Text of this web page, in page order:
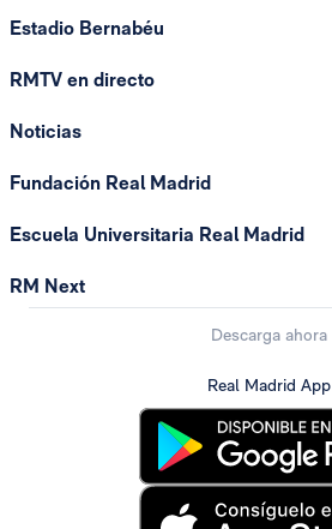
Estadio Bernabéu
RMTV en directo
Noticias
Fundación Real Madrid
Escuela Universitaria Real Madrid
RM Next
Descarga ahora
Real Madrid App